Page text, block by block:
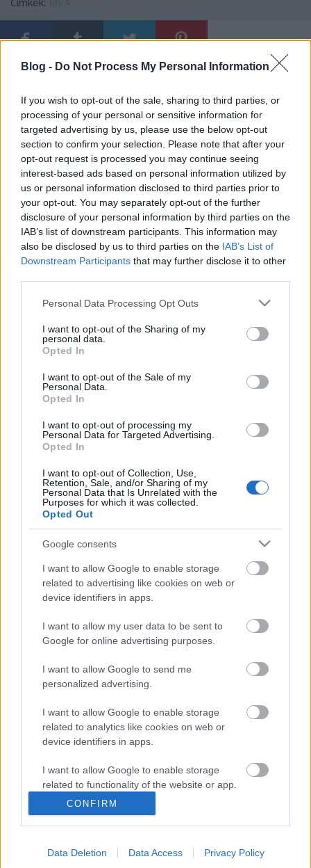
Blog - Do Not Process My Personal Information
If you wish to opt-out of the sale, sharing to third parties, or
processing of your personal or sensitive information for
targeted advertising by us, please use the below opt-out
section to confirm your selection. Please note that after your
opt-out request is processed you may continue seeing
interest-based ads based on personal information utilized by
us or personal information disclosed to third parties prior to
your opt-out. You may separately opt-out of the further
disclosure of your personal information by third parties on the
IAB’s list of downstream participants. This information may
also be disclosed by us to third parties on the IAB’s List of
Downstream Participants that may further disclose it to other
Please note that this website/app uses one or more Google
not limited to your visit or usage behaviour. You may click to
grant or deny consent to Google and its third-party tags to
use your data for below specified purposes in below Google
consent section.
Personal Data Processing Opt Outs
I want to opt-out of the Sharing of my
personal data.
Opted In
I want to opt-out of the Sale of my
Personal Data.
Opted In
I want to opt-out of processing my
Personal Data for Targeted Advertising.
Opted In
I want to opt-out of Collection, Use,
Retention, Sale, and/or Sharing of my
Personal Data that Is Unrelated with the
Purposes for which it was collected.
Opted Out
Google consents
I want to allow Google to enable storage
related to advertising like cookies on web or
device identifiers in apps.
I want to allow my user data to be sent to
Google for online advertising purposes.
I want to allow Google to send me
personalized advertising.
I want to allow Google to enable storage
related to analytics like cookies on web or
device identifiers in apps.
I want to allow Google to enable storage
related to functionality of the website or app.
I want to allow Google to enable storage
related to personalization.
I want to allow Google to enable storage
CONFIRM
Data Deletion Data Access Privacy Policy
Ajánlott bejegyzések:
Megszűnik az egyik hazai, romantikus
sorozatokat vetítő tévécsatorna
Két országos tévépremier sorozat is
indul heteken belül az RTL Klubon
Szinkronhangok: Szerelemre várva
(Hayatimin Aski)
Szinkronhangok: Ne aggódj, a maffia
csak nyáron öl (La mafia uccide solo
d'estate)
premier széria
blog.hu facebook
Szólj hozzá!
A hozzászóláshoz be kell lépned!
VAGY
emTV.hu
Én magam nem ismerem a Downton Abbey